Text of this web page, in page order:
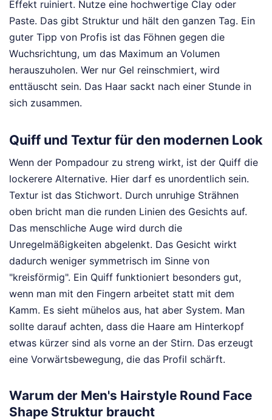
Effekt ruiniert. Nutze eine hochwertige Clay oder
Paste. Das gibt Struktur und hält den ganzen Tag. Ein
guter Tipp von Profis ist das Föhnen gegen die
Wuchsrichtung, um das Maximum an Volumen
herauszuholen. Wer nur Gel reinschmiert, wird
enttäuscht sein. Das Haar sackt nach einer Stunde in
sich zusammen.
Quiff und Textur für den modernen Look
Wenn der Pompadour zu streng wirkt, ist der Quiff die
lockerere Alternative. Hier darf es unordentlich sein.
Textur ist das Stichwort. Durch unruhige Strähnen
oben bricht man die runden Linien des Gesichts auf.
Das menschliche Auge wird durch die
Unregelmäßigkeiten abgelenkt. Das Gesicht wirkt
dadurch weniger symmetrisch im Sinne von
"kreisförmig". Ein Quiff funktioniert besonders gut,
wenn man mit den Fingern arbeitet statt mit dem
Kamm. Es sieht mühelos aus, hat aber System. Man
sollte darauf achten, dass die Haare am Hinterkopf
etwas kürzer sind als vorne an der Stirn. Das erzeugt
eine Vorwärtsbewegung, die das Profil schärft.
Warum der Men's Hairstyle Round Face
Shape Struktur braucht